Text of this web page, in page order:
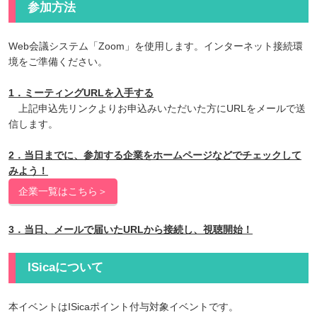
参加方法
Web会議システム「Zoom」を使用します。インターネット接続環
境をご準備ください。
1．ミーティングURLを入手する
上記申込先リンクよりお申込みいただいた方にURLをメールで送
信します。
2．当日までに、参加する企業をホームページなどでチェックして
みよう！
企業一覧はこちら＞
3．当日、メールで届いたURLから接続し、視聴開始！
ISicaについて
本イベントはISicaポイント付与対象イベントです。